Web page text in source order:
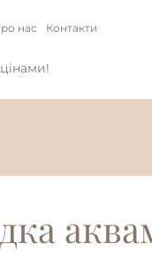
нас Контакти